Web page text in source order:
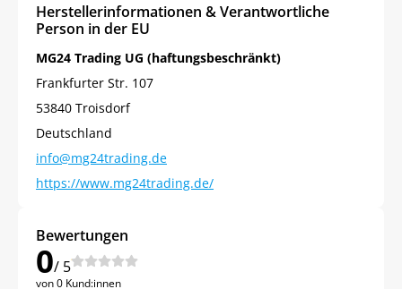
Herstellerinformationen & Verantwortliche
Person in der EU
MG24 Trading UG (haftungsbeschränkt)
Frankfurter Str. 107
53840 Troisdorf
Deutschland
info@mg24trading.de
https://www.mg24trading.de/
Bewertungen
0/ 5
von 0 Kund:innen